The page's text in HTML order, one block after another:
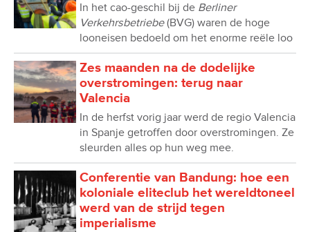
In het cao-geschil bij de Berliner
Verkehrsbetriebe(BVG) waren de hoge
looneisen bedoeld om het enorme reële loo
Zes maanden na de dodelijke
overstromingen: terug naar
Valencia
In de herfst vorig jaar werd de regio Valencia
in Spanje getroffen door overstromingen. Ze
sleurden alles op hun weg mee.
Conferentie van Bandung: hoe een
koloniale eliteclub het wereldtoneel
werd van de strijd tegen
imperialisme